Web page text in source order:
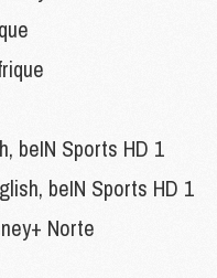
beIN Sports HD 1
beIN Sports HD 1
Norte